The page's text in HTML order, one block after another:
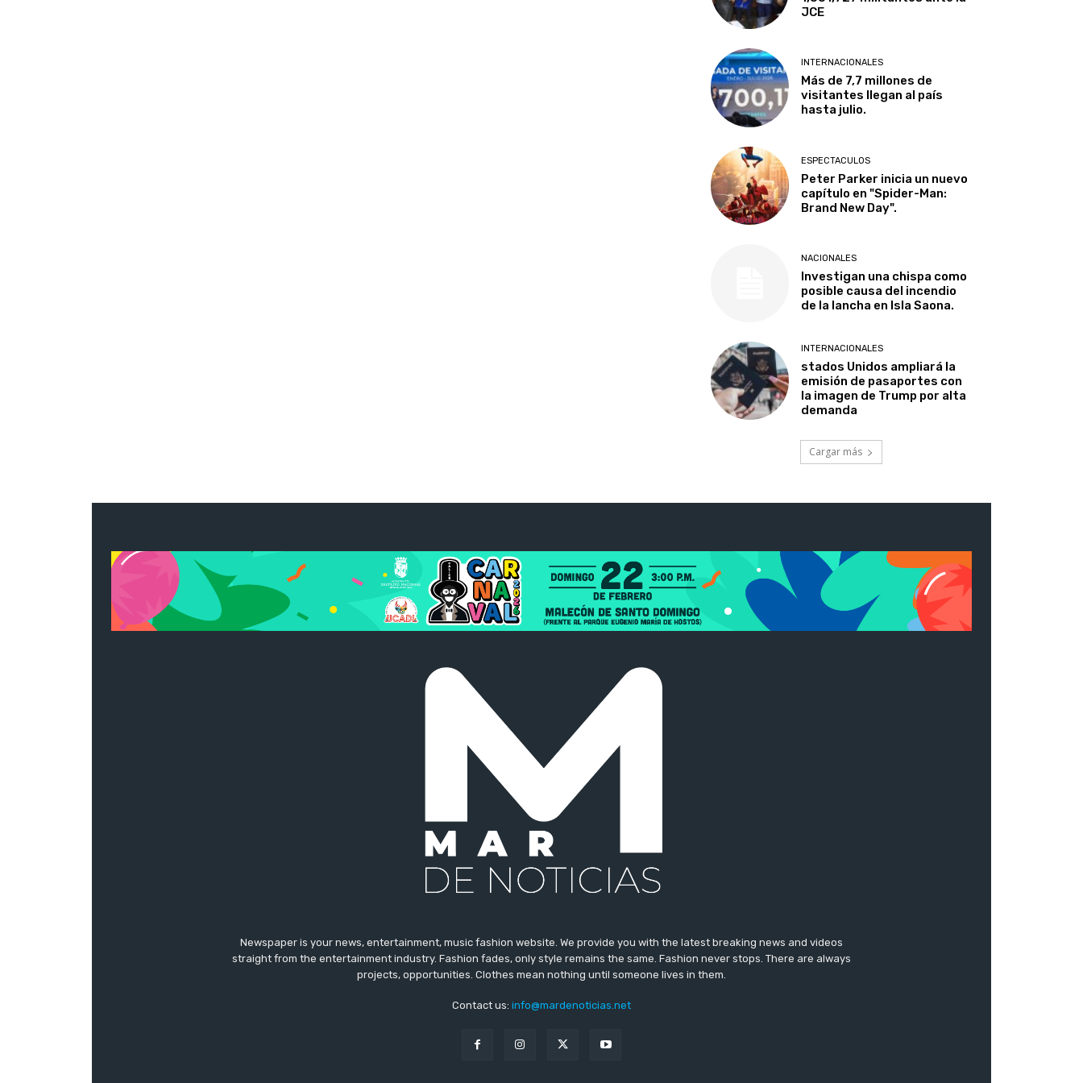
JCE
INTERNACIONALES
Más de 7,7 millones de
visitantes llegan al país
hasta julio.
ESPECTACULOS
Peter Parker inicia un nuevo
capítulo en "Spider-Man:
Brand New Day".
NACIONALES
Investigan una chispa como
posible causa del incendio
de la lancha en Isla Saona.
INTERNACIONALES
stados Unidos ampliará la
emisión de pasaportes con
la imagen de Trump por alta
demanda
Cargar más
Newspaper is your news, entertainment, music fashion website. We provide you with the latest breaking news and videos
straight from the entertainment industry. Fashion fades, only style remains the same. Fashion never stops. There are always
projects, opportunities. Clothes mean nothing until someone lives in them.
Contact us: info@mardenoticias.net